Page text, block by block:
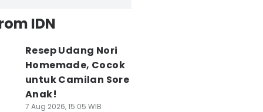
IDN
Resep Udang Nori
Homemade, Cocok
untuk Camilan Sore
Anak!
7 Aug 2026, 15:05 WIB